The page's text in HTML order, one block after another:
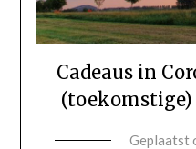
Cadeaus in
(toekomstige)
Geplaatst